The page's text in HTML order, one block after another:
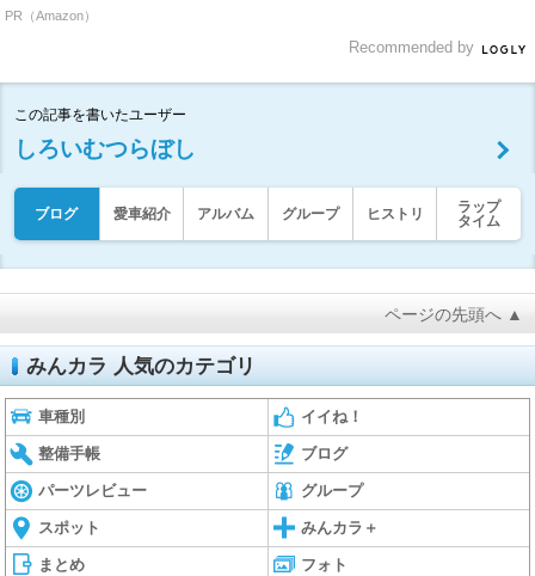
PR（Amazon）
Recommended by
この記事を書いたユーザー
しろいむつらぼし
ブログ 愛車紹介 アルバム グループ ヒストリ
ラップ
タイム
ページの先頭へ ▲
みんカラ 人気のカテゴリ
車種別 イイね！
整備手帳 ブログ
パーツレビュー グループ
スポット みんカラ＋
まとめ フォト